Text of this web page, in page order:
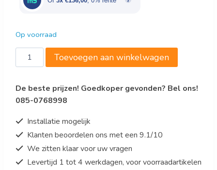
Op voorraad
Saro
Bordenwarmer
SYLT
60
Toevoegen aan winkelwagen
De beste prijzen! Goedkoper gevonden? Bel ons!
085-0768998
Installatie mogelijk
Klanten beoordelen ons met een 9.1/10
We zitten klaar voor uw vragen
Levertijd 1 tot 4 werkdagen, voor voorraadartikelen